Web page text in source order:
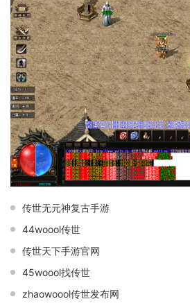
传世无元神复古手游
44woool传世
传世天下手游官网
45woool找传世
zhaowoool传世发布网